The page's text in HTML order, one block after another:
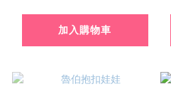
加入購物車